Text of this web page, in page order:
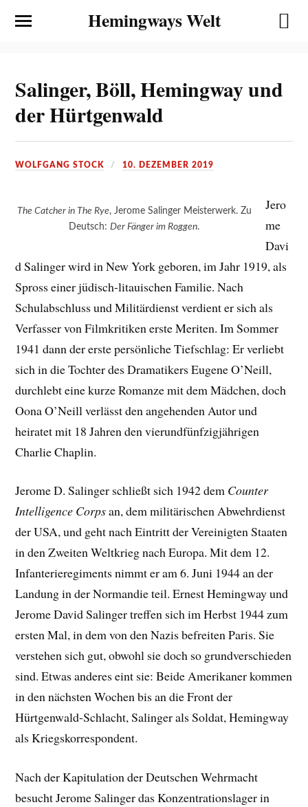
Hemingways Welt
Salinger, Böll, Hemingway und
der Hürtgenwald
WOLFGANG STOCK 10. DEZEMBER 2019
The Catcher in The Rye, Jerome Salinger Meisterwerk. Zu
Deutsch:Der Fänger im Roggen.
Jero
me
Davi
d Salinger wird in New York geboren, im Jahr 1919, als
Spross einer jüdisch-litauischen Familie. Nach
Schulabschluss und Militärdienst verdient er sich als
Verfasser von Filmkritiken erste Meriten. Im Sommer
1941 dann der erste persönliche Tiefschlag: Er verliebt
sich in die Tochter des Dramatikers Eugene O’Neill,
durchlebt eine kurze Romanze mit dem Mädchen, doch
Oona O’Neill verlässt den angehenden Autor und
heiratet mit 18 Jahren den vierundfünfzigjährigen
Charlie Chaplin.
Jerome D. Salinger schließt sich 1942 dem Counter
Intelligence Corpsan, dem militärischen Abwehrdienst
der USA, und geht nach Eintritt der Vereinigten Staaten
in den Zweiten Weltkrieg nach Europa. Mit dem 12.
Infanterieregiments nimmt er am 6. Juni 1944 an der
Landung in der Normandie teil. Ernest Hemingway und
Jerome David Salinger treffen sich im Herbst 1944 zum
ersten Mal, in dem von den Nazis befreiten Paris. Sie
verstehen sich gut, obwohl sie doch so grundverschieden
sind. Etwas anderes eint sie: Beide Amerikaner kommen
in den nächsten Wochen bis an die Front der
Hürtgenwald-Schlacht, Salinger als Soldat, Hemingway
als Kriegskorrespondent.
Nach der Kapitulation der Deutschen Wehrmacht
besucht Jerome Salinger das Konzentrationslager in